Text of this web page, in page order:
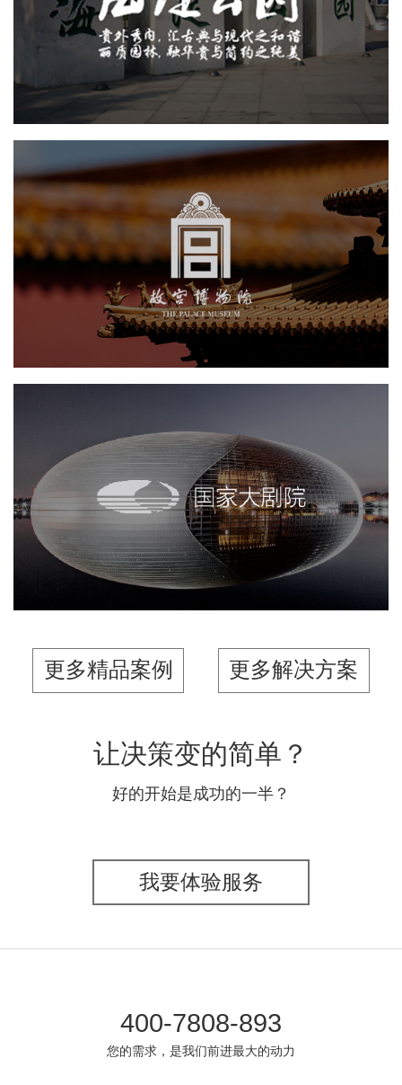
智慧公园 智能步道
智能语音亭
AR太极 AI人工智能
故宫博物院
博物馆 景区网站建设
网站代运营
博物馆网站建设
智慧博物馆 文创商城
国家大剧院
智慧展馆 文化艺术 展览馆 展馆网站建设
更多精品案例 更多解决方案
让决策变的简单？
好的开始是成功的一半？
我要体验服务
400-7808-893
您的需求，是我们前进最大的动力